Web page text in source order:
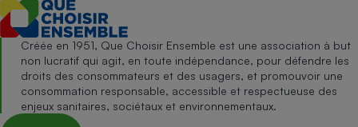
Créée en 1951, Que Choisir Ensemble est une association à but
non lucratif qui agit, en toute indépendance, pour défendre les
droits des consommateurs et des usagers, et promouvoir une
consommation responsable, accessible et respectueuse des
enjeux sanitaires, sociétaux et environnementaux.